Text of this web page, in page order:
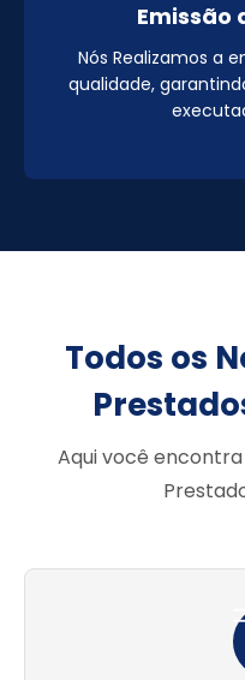
Emissão
Nós Realizamos a
qualidade,
Todos os
Aqui você